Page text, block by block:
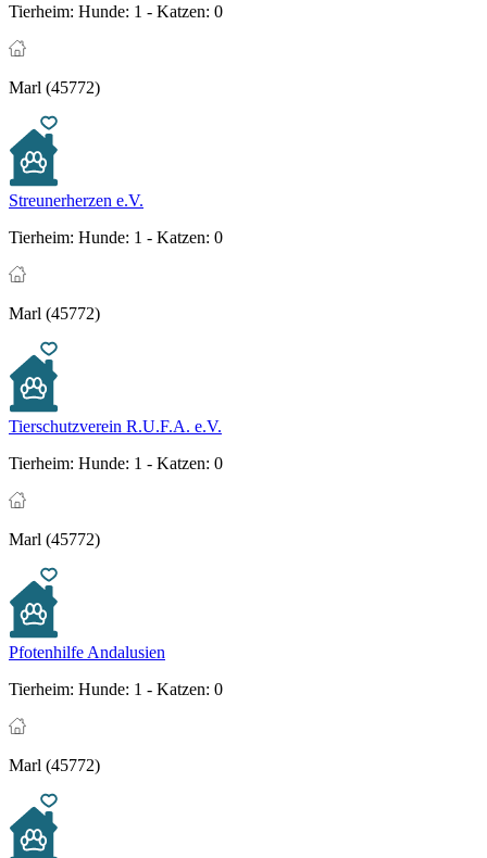
Tierheim: Hunde: 1 - Katzen: 0
Marl (45772)
Streunerherzen e.V.
Tierheim: Hunde: 1 - Katzen: 0
Marl (45772)
Tierschutzverein R.U.F.A. e.V.
Tierheim: Hunde: 1 - Katzen: 0
Marl (45772)
Pfotenhilfe Andalusien
Tierheim: Hunde: 1 - Katzen: 0
Marl (45772)